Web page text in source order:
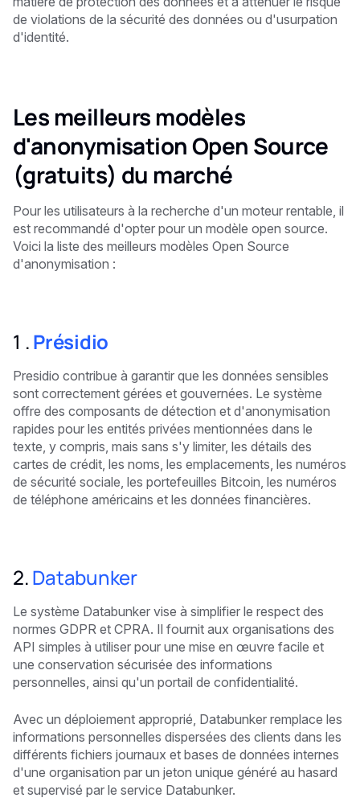
de violations de la sécurité des données ou d'usurpation
d'identité.
Les meilleurs modèles
d'anonymisation Open Source
(gratuits) du marché
Pour les utilisateurs à la recherche d'un moteur rentable, il
est recommandé d'opter pour un modèle open source.
Voici la liste des meilleurs modèles Open Source
d'anonymisation :
1 ‍.Présidio
Presidio contribue à garantir que les données sensibles
sont correctement gérées et gouvernées. Le système
offre des composants de détection et d'anonymisation
rapides pour les entités privées mentionnées dans le
texte, y compris, mais sans s'y limiter, les détails des
cartes de crédit, les noms, les emplacements, les numéros
de sécurité sociale, les portefeuilles Bitcoin, les numéros
de téléphone américains et les données financières.
2.Databunker
Le système Databunker vise à simplifier le respect des
normes GDPR et CPRA. Il fournit aux organisations des
API simples à utiliser pour une mise en œuvre facile et
une conservation sécurisée des informations
personnelles, ainsi qu'un portail de confidentialité.
Avec un déploiement approprié, Databunker remplace les
informations personnelles dispersées des clients dans les
différents fichiers journaux et bases de données internes
d'une organisation par un jeton unique généré au hasard
et supervisé par le service Databunker.